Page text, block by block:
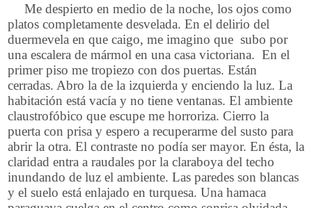
Me despierto en medio de la noche, los ojos como
platos completamente desvelada. En el delirio del
duermevela en que caigo, me imagino que subo por
una escalera de mármol en una casa victoriana. En el
primer piso me tropiezo con dos puertas. Están
cerradas. Abro la de la izquierda y enciendo la luz. La
habitación está vacía y no tiene ventanas. El ambiente
claustrofóbico que escupe me horroriza. Cierro la
puerta con prisa y espero a recuperarme del susto para
abrir la otra. El contraste no podía ser mayor. En ésta, la
claridad entra a raudales por la claraboya del techo
inundando de luz el ambiente. Las paredes son blancas
y el suelo está enlajado en turquesa. Una hamaca